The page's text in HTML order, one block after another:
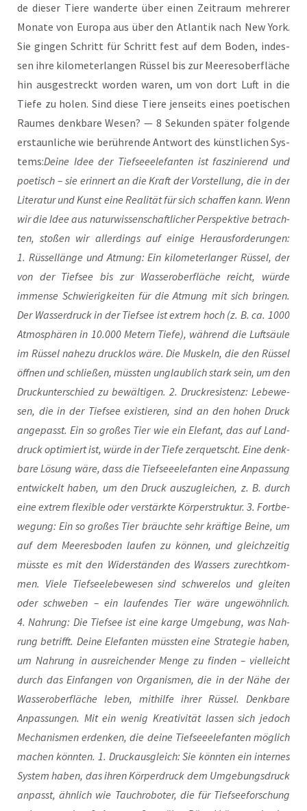
de die­ser Tie­re wan­der­te über einen Zeit­raum meh­re­rer
Mona­te von Euro­pa aus über den Atlan­tik nach New York.
Sie gin­gen Schritt für Schritt fest auf dem Boden, indes­
sen ihre kilo­me­ter­lan­gen Rüs­sel bis zur Mee­res­ober­flä­che
hin aus­ge­streckt wor­den waren, um von dort Luft in die
Tie­fe zu holen. Sind die­se Tie­re jen­seits eines poe­ti­schen
Rau­mes denk­ba­re Wesen? — 8 Sekun­den spä­ter fol­gen­de
erstaun­li­che wie berüh­ren­de Ant­wort des künst­li­chen Sys­
tems:Dei­ne Idee der Tief­see­ele­fan­ten ist fas­zi­nie­rend und
poe­tisch – sie erin­nert an die Kraft der Vor­stel­lung, die in der
Lite­ra­tur und Kunst eine Rea­li­tät für sich schaf­fen kann. Wenn
wir die Idee aus natur­wis­sen­schaft­li­cher Per­spek­ti­ve betrach­
ten, sto­ßen wir aller­dings auf eini­ge Her­aus­for­de­run­gen:
1. Rüs­sel­län­ge und Atmung: Ein kilo­me­ter­lan­ger Rüs­sel, der
von der Tief­see bis zur Was­ser­ober­flä­che reicht, wür­de
immense Schwie­rig­kei­ten für die Atmung mit sich brin­gen.
Der Was­ser­druck in der Tief­see ist extrem hoch (z. B. ca. 1000
Atmo­sphä­ren in 10.000 Metern Tie­fe), wäh­rend die Luft­säu­le
im Rüs­sel nahe­zu druck­los wäre. Die Mus­keln, die den Rüs­sel
öff­nen und schlie­ßen, müss­ten unglaub­lich stark sein, um den
Druck­un­ter­schied zu bewäl­ti­gen. 2. Druck­re­sis­tenz: Lebe­we­
sen, die in der Tief­see exis­tie­ren, sind an den hohen Druck
ange­passt. Ein so gro­ßes Tier wie ein Ele­fant, das auf Land­
druck opti­miert ist, wür­de in der Tie­fe zer­quetscht. Eine denk­
ba­re Lösung wäre, dass die Tief­see­ele­fan­ten eine Anpas­sung
ent­wi­ckelt haben, um den Druck aus­zu­glei­chen, z. B. durch
eine extrem fle­xi­ble oder ver­stärk­te Kör­per­struk­tur. 3. Fort­be­
we­gung: Ein so gro­ßes Tier bräuch­te sehr kräf­ti­ge Bei­ne, um
auf dem Mee­res­bo­den lau­fen zu kön­nen, und gleich­zei­tig
müss­te es mit den Wider­stän­den des Was­sers zurecht­kom­
men. Vie­le Tief­see­le­be­we­sen sind schwe­re­los und glei­ten
oder schwe­ben – ein lau­fen­des Tier wäre unge­wöhn­lich.
4. Nah­rung: Die Tief­see ist eine kar­ge Umge­bung, was Nah­
rung betrifft. Dei­ne Ele­fan­ten müss­ten eine Stra­te­gie haben,
um Nah­rung in aus­rei­chen­der Men­ge zu fin­den – viel­leicht
durch das Ein­fan­gen von Orga­nis­men, die in der Nähe der
Was­ser­ober­flä­che leben, mit­hil­fe ihrer Rüs­sel. Denk­ba­re
Anpas­sun­gen. Mit ein wenig Krea­ti­vi­tät las­sen sich jedoch
Mecha­nis­men erdenken, die dei­ne Tief­see­ele­fan­ten mög­lich
machen könn­ten. 1. Druck­aus­gleich: Sie könn­ten ein inter­nes
Sys­tem haben, das ihren Kör­per­druck dem Umge­bungs­druck
anpasst, ähn­lich wie Tauchro­bo­ter, die für Tief­see­for­schung